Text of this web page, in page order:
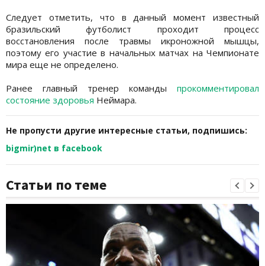
Следует отметить, что в данный момент известный
бразильский футболист проходит процесс
восстановления после травмы икроножной мышцы,
поэтому его участие в начальных матчах на Чемпионате
мира еще не определено.
Ранее главный тренер команды прокомментировал
состояние здоровья Неймара.
Не пропусти другие интересные статьи, подпишись:
bigmir)net в facebook
Статьи по теме